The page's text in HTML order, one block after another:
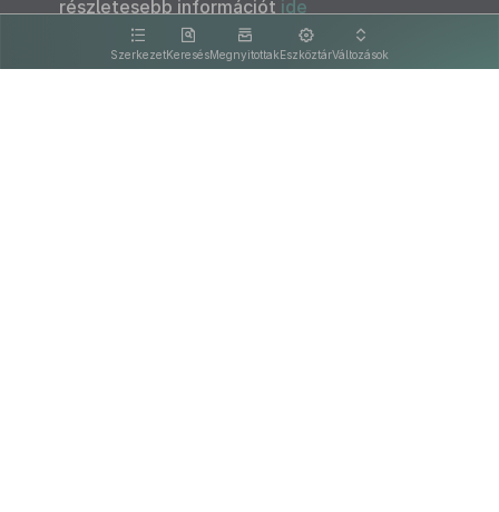
SzerkezetKeresésMegnyitottakEszköztárVáltozások
részletesebb információt ide
kattintva olvashat.